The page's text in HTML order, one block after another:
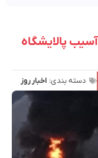
پالایشگاه
دسته بندی: اخبار روز